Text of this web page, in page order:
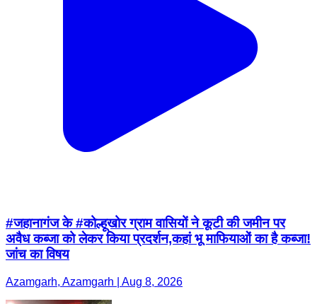
#जहानागंज के #कोल्हूखोर ग्राम वासियों ने कूटी की जमीन पर
अवैध कब्जा को लेकर किया प्रदर्शन,कहां भू माफियाओं का है कब्जा!
जांच का विषय
Azamgarh, Azamgarh | Aug 8, 2026